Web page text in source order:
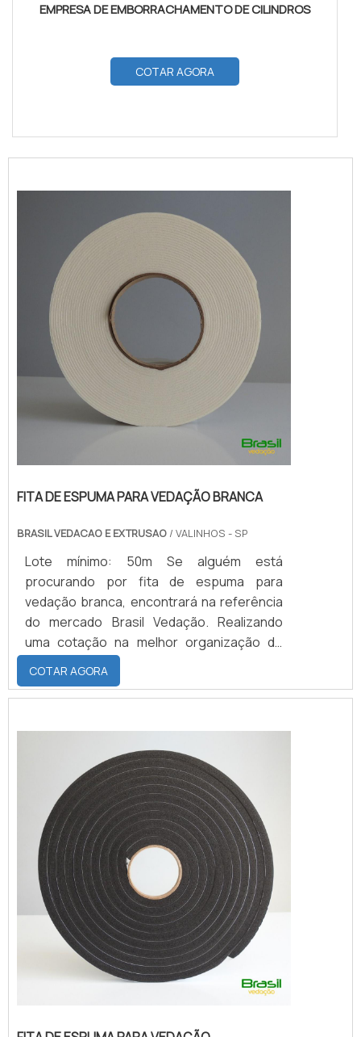
EMPRESA DE EMBORRACHAMENTO DE CILINDROS
COTAR AGORA
FITA DE ESPUMA PARA VEDAÇÃO BRANCA
BRASIL VEDACAO E EXTRUSAO / VALINHOS - SP
Lote mínimo: 50m Se alguém está
procurando por fita de espuma para
vedação branca, encontrará na referência
do mercado Brasil Vedação. Realizando
uma cotação na melhor organização do
ramo e descobrindo a maior referência de
qualidade da área de atuação.Quando a
busca é por fita de espuma para vedação
que não desbotam ou amarelam.MAIS
SOBRE FITA DE ESPUMA P...
COTAR AGORA